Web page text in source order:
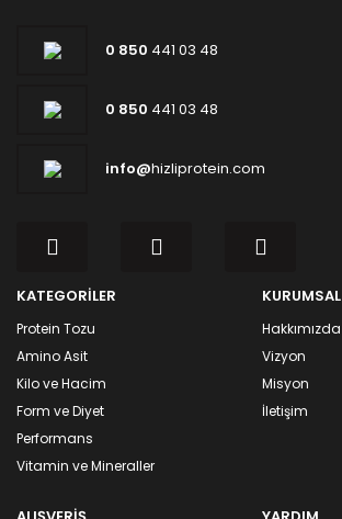
0 850 441 03 48
0 850 441 03 48
info@hizliprotein.com
KATEGORİLER
Protein Tozu
Amino Asit
Kilo ve Hacim
Form ve Diyet
Performans
Vitamin ve Mineraller
KURUMSAL
Hakkımızda
Vizyon
Misyon
İletişim